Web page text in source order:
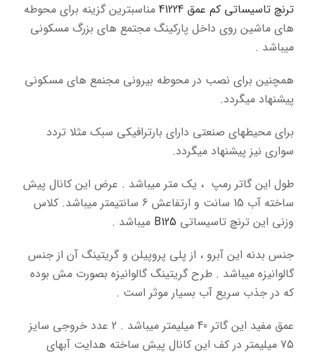
ترنچ تاسیساتی کم عمق 41224
مناسبترین گزینه برای محوطه
های ماشین روی داخل پارکینگ مجتمع های بزرگ مسکونی
میباشد .
همچنین برای نصب در محوطه بیرونی مجنمع های مسکونی
پیشنهاد میگردد.
برای محیطهای صنعتی دارای بارترافیکی سبک مثلا تردد
سواری نیز پیشنهاد میگردد.
طول این گاتر رمپ ، یک متر میباشد . عرض این کانال پیش
ساخته آب 15 سانت و ارتفاعش 6 سانتیمتر میباشد. کلاس
وزنی این ترنچ تاسیساتی
میباشد .
جنس بدنه این آبرو ، از پلی پروپیلن و گریتینگ آن از جنس
گالوانیزه میباشد . طرح گریتینگ گالوانیزه بصورت مش بوده
که در جذب سریع آب بسیار موثر است .
عمق مفید این گاتر 40 میلیمتر میباشد . 2 عدد خروجی سایز
75 میلیمتر در کف این کانال پیش ساخته هدایت آبهای